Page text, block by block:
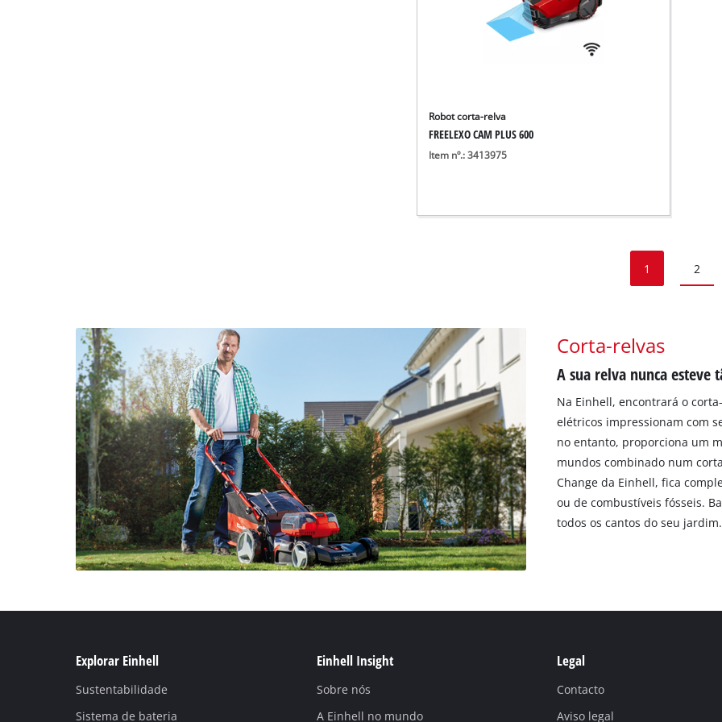
Robot corta-relva
FREELEXO CAM PLUS 600
Item nº.: 3413975
1 2
Corta-relvas
A sua relva nunca esteve
Na Einhell, encontrará o
elétricos impressionam com
no entanto, proporciona um
mundos combinado num
Change da Einhell, fica
ou de combustíveis fósseis.
todos os cantos do seu
Explorar Einhell
Sustentabilidade
Sistema de bateria
Einhell Insight
Sobre nós
A Einhell no mundo
Legal
Contacto
Aviso legal